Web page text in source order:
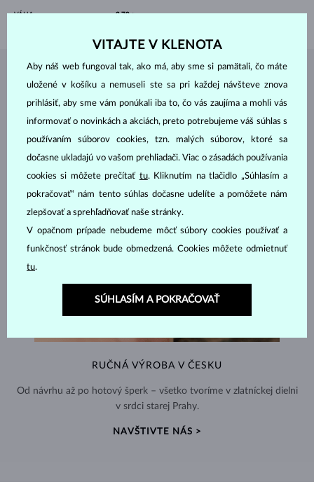
VÁHA 3.70 g
ŠPERKY ZATELIÉRU KLENOTA
RUČNÁ VÝROBA V ČESKU
Od návrhu až po hotový šperk – všetko tvoríme v zlatníckej dielni
v srdci starej Prahy.
NAVŠTIVTE NÁS >
VITAJTE V KLENOTA
Aby náš web fungoval tak, ako má, aby sme si pamätali, čo máte
uložené v košíku a nemuseli ste sa pri každej návšteve znova
prihlásiť, aby sme vám ponúkali iba to, čo vás zaujíma a mohli vás
informovať o novinkách a akciách, preto potrebujeme váš súhlas s
používaním súborov cookies, tzn. malých súborov, ktoré sa
dočasne ukladajú vo vašom prehliadači. Viac o zásadách používania
cookies si môžete prečítať tu. Kliknutím na tlačidlo „Súhlasím a
pokračovať“ nám tento súhlas dočasne udelíte a pomôžete nám
zlepšovať a sprehľadňovať naše stránky.
V opačnom prípade nebudeme môcť súbory cookies používať a
funkčnosť stránok bude obmedzená. Cookies môžete odmietnuť
tu.
SÚHLASÍM A POKRAČOVAŤ